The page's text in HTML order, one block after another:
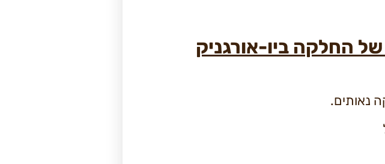
החלקה ביו-אורגניק
נאותים.